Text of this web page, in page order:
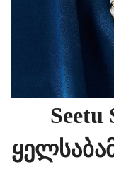
Seetu